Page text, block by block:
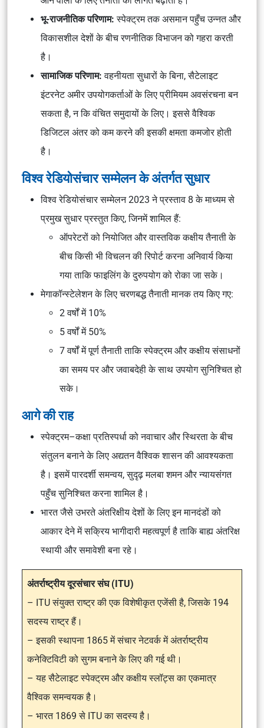
भू-राजनीतिक परिणाम:स्पेक्ट्रम तक असमान पहुँच उन्नत और
विकासशील देशों के बीच रणनीतिक विभाजन को गहरा करती
है।
सामाजिक परिणाम:वहनीयता सुधारों के बिना, सैटेलाइट
इंटरनेट अमीर उपयोगकर्ताओं के लिए प्रीमियम अवसंरचना बन
सकता है, न कि वंचित समुदायों के लिए। इससे वैश्विक
डिजिटल अंतर को कम करने की इसकी क्षमता कमजोर होती
है।
विश्व रेडियोसंचार सम्मेलन के अंतर्गत सुधार
विश्व रेडियोसंचार सम्मेलन 2023 ने प्रस्ताव 8 के माध्यम से
प्रमुख सुधार प्रस्तुत किए, जिनमें शामिल हैं:
ऑपरेटरों को नियोजित और वास्तविक कक्षीय तैनाती के
बीच किसी भी विचलन की रिपोर्ट करना अनिवार्य किया
गया ताकि फाइलिंग के दुरुपयोग को रोका जा सके।
मेगाकॉन्स्टेलेशन के लिए चरणबद्ध तैनाती मानक तय किए गए:
2 वर्षों में 10%
5 वर्षों में 50%
7 वर्षों में पूर्ण तैनाती ताकि स्पेक्ट्रम और कक्षीय संसाधनों
का समय पर और जवाबदेही के साथ उपयोग सुनिश्चित हो
सके।
आगे की राह
स्पेक्ट्रम–कक्षा प्रतिस्पर्धा को नवाचार और स्थिरता के बीच
संतुलन बनाने के लिए अद्यतन वैश्विक शासन की आवश्यकता
है। इसमें पारदर्शी समन्वय, सुदृढ़ मलबा शमन और न्यायसंगत
पहुँच सुनिश्चित करना शामिल है।
भारत जैसे उभरते अंतरिक्षीय देशों के लिए इन मानदंडों को
आकार देने में सक्रिय भागीदारी महत्वपूर्ण है ताकि बाह्य अंतरिक्ष
स्थायी और समावेशी बना रहे।
अंतर्राष्ट्रीय दूरसंचार संघ (ITU)
– ITU संयुक्त राष्ट्र की एक विशेषीकृत एजेंसी है, जिसके 194
सदस्य राष्ट्र हैं।
– इसकी स्थापना 1865 में संचार नेटवर्क में अंतर्राष्ट्रीय
कनेक्टिविटी को सुगम बनाने के लिए की गई थी।
– यह सैटेलाइट स्पेक्ट्रम और कक्षीय स्लॉट्स का एकमात्र
वैश्विक समन्वयक है।
– भारत 1869 से ITU का सदस्य है।